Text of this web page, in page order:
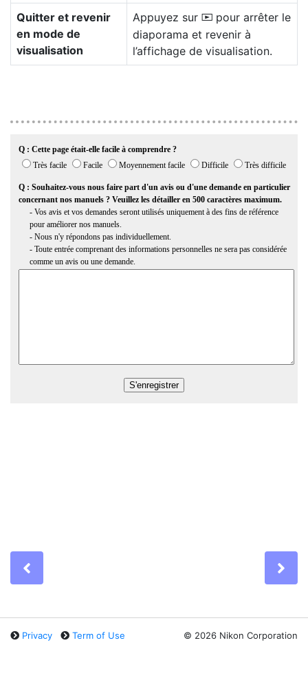
Quitter et revenir
en mode de
visualisation
Appuyez sur K pour arrêter le
diaporama et revenir à
l’affichage de visualisation.
Privacy Term of Use © 2026 Nikon Corporation